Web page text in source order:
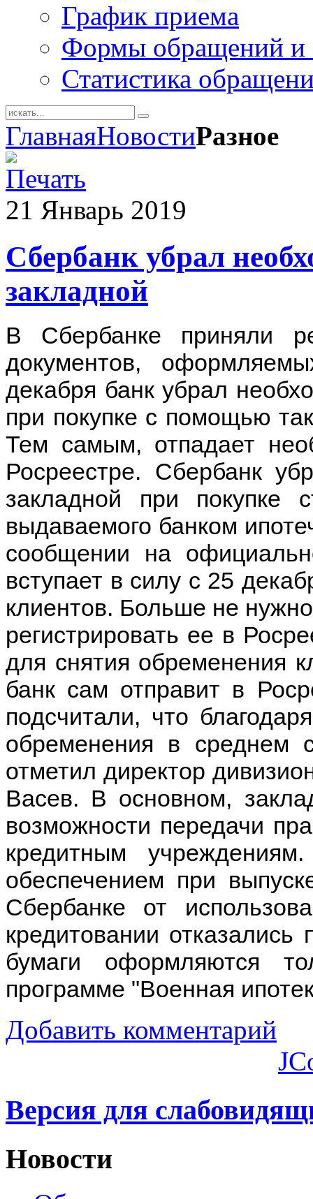
График приема
Формы обращений и
Статистика
ГлавнаяНовостиРазное
21 Январь 2019
Сбербанк убрал
закладной
В Сбербанке приняли
документов,
декабря банк убрал
при покупке с помощью
Тем самым, отпадает
Росреестре. Сбербанк
закладной при покупке
выдаваемого банком
сообщении на
вступает в силу с 25
клиентов. Больше не
регистрировать ее в
для снятия обременения
банк сам отправит в
подсчитали, что
обременения в среднем
отметил директор
Васев. В основном,
возможности передачи
кредитным
обеспечением при
Сбербанке от
кредитовании отказались
бумаги оформляются
программе "Военная
Добавить комментарий
Версия для
Новости